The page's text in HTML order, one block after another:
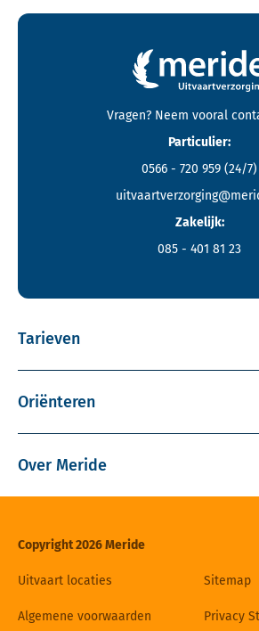
Contactgegevens en footer menu van Meride
Vragen? Neem vooral
Particulier:
0566 - 720 959 (24/7)
Zakelijk:
085 - 401 81 23
Tarieven
Oriënteren
Over Meride
Copyright 2026 Meride
Uitvaart locaties Sitemap
Algemene voorwaarden Privacy